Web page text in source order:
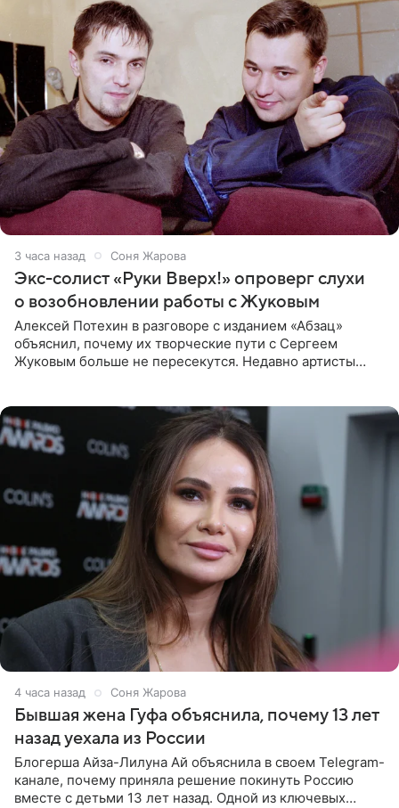
3 часа назад Соня Жарова
Экс-солист «Руки Вверх!» опроверг слухи
о возобновлении работы с Жуковым
Алексей Потехин в разговоре с изданием «Абзац»
объяснил, почему их творческие пути с Сергеем
Жуковым больше не пересекутся. Недавно артисты
4 часа назад Соня Жарова
Бывшая жена Гуфа объяснила, почему 13 лет
назад уехала из России
Блогерша Айза-Лилуна Ай объяснила в своем Telegram-
канале, почему приняла решение покинуть Россию
вместе с детьми 13 лет назад. Одной из ключевых